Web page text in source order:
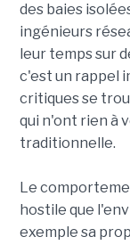
des baies
ingénieurs
leur temps sur
c'est un rappel
critiques se
qui n'ont rien à
traditionnelle.
Le
hostile que
exemple sa